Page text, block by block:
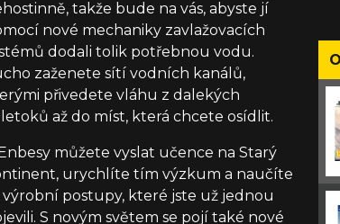
takže bude na vás, abyste jí
nové mechaniky zavlažovacích
dodali tolik potřebnou vodu.
zaženete sítí vodních kanálů,
přivedete vláhu z dalekých
až do míst, která chcete osídlit.
můžete vyslat učence na Starý
urychlíte tím výzkum a naučíte
výrobní postupy, které jste už jednou
S novým světem se pojí také nové